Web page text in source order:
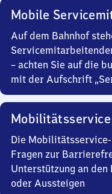
Mobile
Auf dem Bahnhof
– achten Sie auf die
mit der Aufschrift
Die
Fragen zur
Unterstützung an den
oder Aussteigen